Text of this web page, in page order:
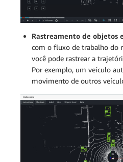
Rastreamento de objetos
com o fluxo de trabalho do
você pode rastrear a
Por exemplo, um veículo
movimento de outros